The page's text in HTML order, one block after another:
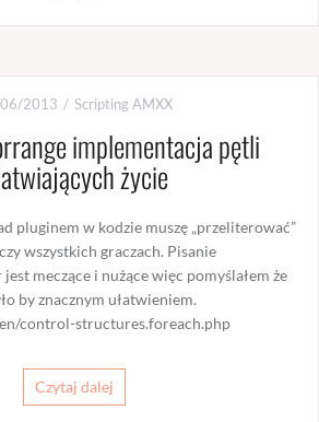
2013 Scripting AMXX
implementacja pętli
życie
pluginem w kodzie muszę „przeliterować”
wszystkich graczach. Pisanie
meczące i nużące więc pomyślałem że
by znacznym ułatwieniem.
control-structures.foreach.php
Czytaj dalej